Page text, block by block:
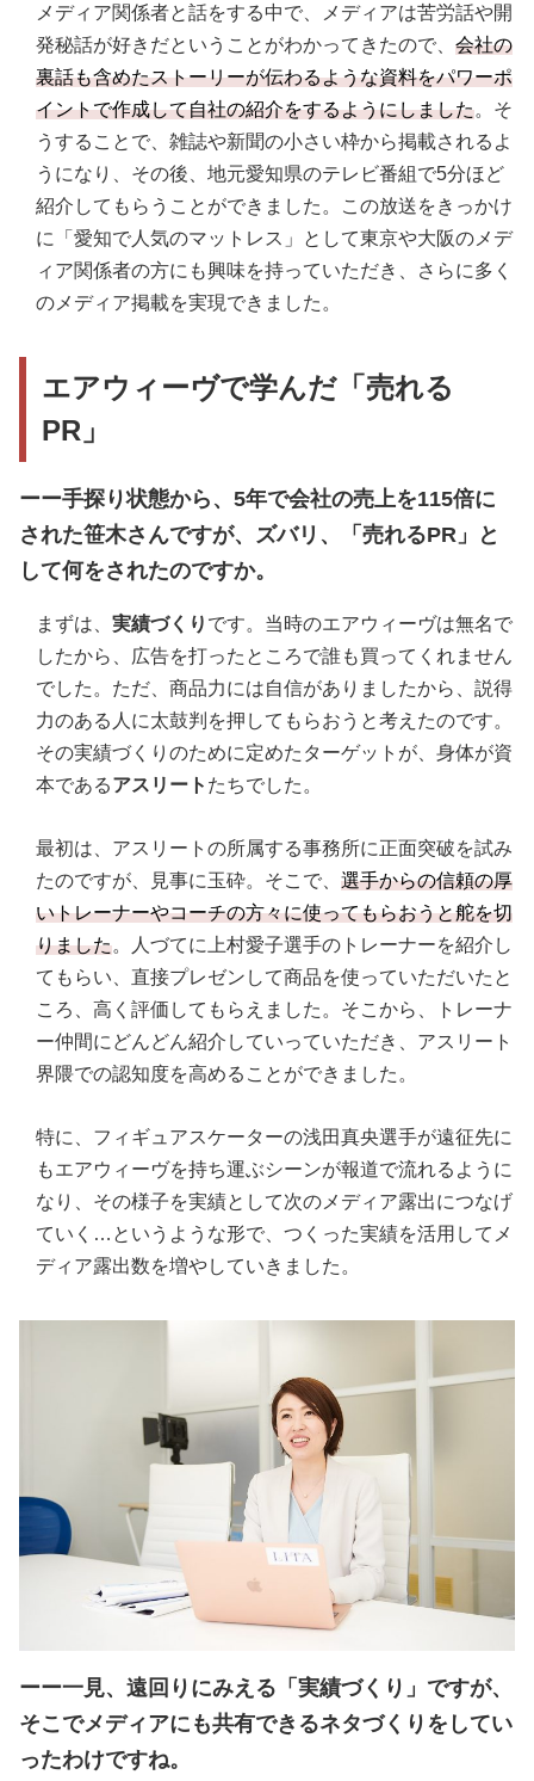
メディア関係者と話をする中で、メディアは苦労話や開
発秘話が好きだということがわかってきたので、 会社の
裏話も含めたストーリーが伝わるような資料をパワーポ
イントで作成して自社の紹介をするようにしました。そ
うすることで、雑誌や新聞の小さい枠から掲載されるよ
うになり、その後、地元愛知県のテレビ番組で5分ほど
紹介してもらうことができました。この放送をきっかけ
に「愛知で人気のマットレス」として東京や大阪のメデ
ィア関係者の方にも興味を持っていただき、さらに多く
のメディア掲載を実現できました。
エアウィーヴで学んだ「売れる
PR」
ーー手探り状態から、5年で会社の売上を115倍に
された笹木さんですが、ズバリ、「売れるPR」と
して何をされたのですか。
まずは、 実績づくり です。当時のエアウィーヴは無名で
したから、広告を打ったところで誰も買ってくれません
でした。ただ、商品力には自信がありましたから、説得
力のある人に太鼓判を押してもらおうと考えたのです。
その実績づくりのために定めたターゲットが、身体が資
本であるアスリート たちでした。
最初は、アスリートの所属する事務所に正面突破を試み
たのですが、見事に玉砕。そこで、 選手からの信頼の厚
いトレーナーやコーチの方々に使ってもらおうと舵を切
りました。人づてに上村愛子選手のトレーナーを紹介し
てもらい、直接プレゼンして商品を使っていただいたと
ころ、高く評価してもらえました。そこから、トレーナ
ー仲間にどんどん紹介していっていただき、アスリート
界隈での認知度を高めることができました。
特に、フィギュアスケーターの浅田真央選手が遠征先に
もエアウィーヴを持ち運ぶシーンが報道で流れるように
なり、その様子を実績として次のメディア露出につなげ
ていく…というような形で、つくった実績を活用してメ
ディア露出数を増やしていきました。
ーー一見、遠回りにみえる「実績づくり」ですが、
そこでメディアにも共有できるネタづくりをしてい
ったわけですね。